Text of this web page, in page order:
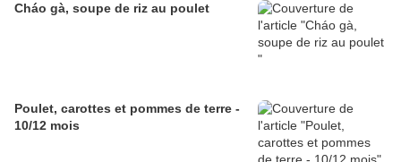
Cháo gà, soupe de riz au poulet
Poulet, carottes et pommes de terre -
10/12 mois